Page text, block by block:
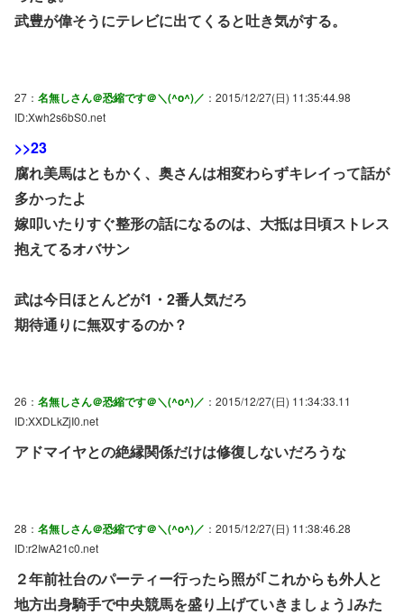
武豊が偉そうにテレビに出てくると吐き気がする。
27： 名無しさん＠恐縮です＠＼(^o^)／ ：2015/12/27(日) 11:35:44.98
ID:Xwh2s6bS0.net
>>23
腐れ美馬はともかく、奥さんは相変わらずキレイって話が
多かったよ
嫁叩いたりすぐ整形の話になるのは、大抵は日頃ストレス
抱えてるオバサン
武は今日ほとんどが1・2番人気だろ
期待通りに無双するのか？
26： 名無しさん＠恐縮です＠＼(^o^)／ ：2015/12/27(日) 11:34:33.11
ID:XXDLkZjI0.net
アドマイヤとの絶縁関係だけは修復しないだろうな
28： 名無しさん＠恐縮です＠＼(^o^)／ ：2015/12/27(日) 11:38:46.28
ID:r2IwA21c0.net
２年前社台のパーティー行ったら照が｢これからも外人と
地方出身騎手で中央競馬を盛り上げていきましょう｣みた